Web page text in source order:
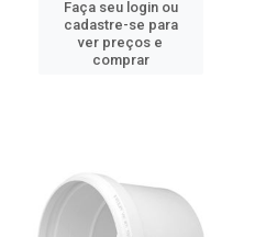
Faça seu login ou
cadastre-se para
ver preços e
comprar